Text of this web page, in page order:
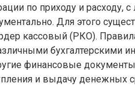
по приходу и
Для этого
кассовый (РКО).
бухгалтерскими
финансовые
и выдачу денежных